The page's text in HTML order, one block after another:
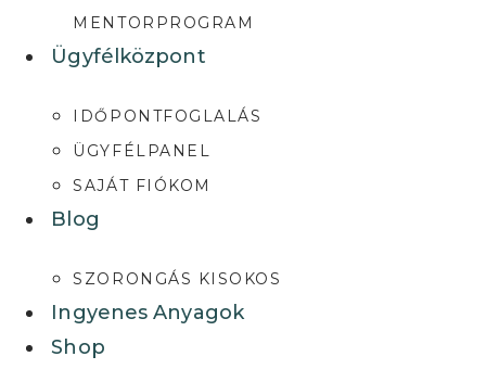
MENTORPROGRAM
Ügyfélközpont
IDŐPONTFOGLALÁS
ÜGYFÉLPANEL
SAJÁT FIÓKOM
Blog
SZORONGÁS KISOKOS
Ingyenes Anyagok
Shop